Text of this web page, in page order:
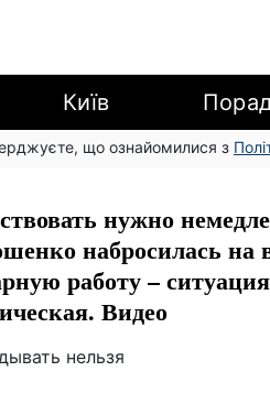
Київ
що ознайомилися з
нужно
набросилась на
работу – ситуация
Видео
нельзя